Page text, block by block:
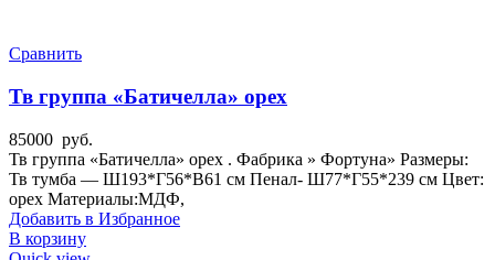
Сравнить
Тв группа «Батичелла» орех
85000 руб.
Тв группа «Батичелла» орех . Фабрика » Фортуна» Размеры:
Тв тумба — Ш193*Г56*В61 см Пенал- Ш77*Г55*239 см Цвет:
орех Материалы:МДФ,
Добавить в Избранное
В корзину